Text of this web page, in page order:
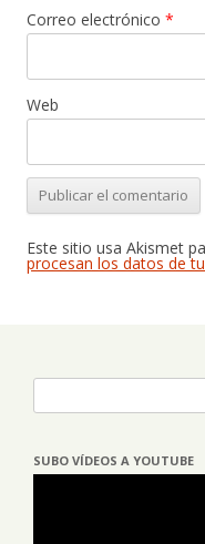
Correo electrónico *
Web
Este sitio usa Akismet
procesan los datos de
SUBO VÍDEOS A YOUTUBE